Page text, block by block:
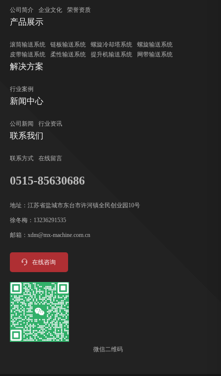
公司简介 企业文化 荣誉资质
产品展示
滚筒输送系统 链板输送系统 螺旋冷却塔系统
螺旋输送系统
皮带输送系统
柔性输送系统 提升机输送系统 网带输送系统
解决方案
行业案例
新闻中心
公司新闻 行业资讯
联系我们
联系方式 在线留言
0515-85630686
地址：江苏省盐城市东台市许河镇全民创业园10号
徐冬梅：13236291535
邮箱：xdm@mx-machine.com.cn
在线咨询
微信二维码